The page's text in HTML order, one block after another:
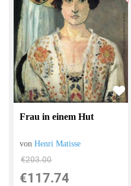
Frau in einem Hut
vonHenri Matisse
€203.00
€117.74